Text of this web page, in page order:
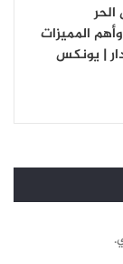
المميزات
| يونكس